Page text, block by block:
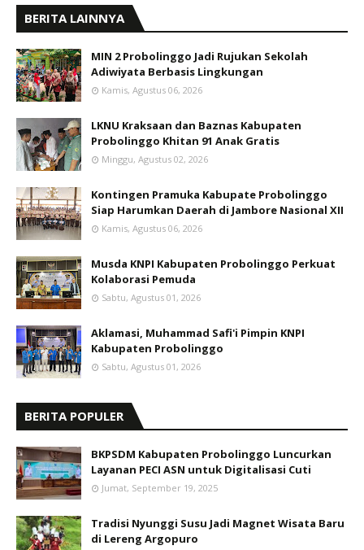
BERITA LAINNYA
MIN 2 Probolinggo Jadi Rujukan Sekolah
Adiwiyata Berbasis Lingkungan
Kamis, Agustus 06, 2026
LKNU Kraksaan dan Baznas Kabupaten
Probolinggo Khitan 91 Anak Gratis
Minggu, Agustus 02, 2026
Kontingen Pramuka Kabupate Probolinggo
Siap Harumkan Daerah di Jambore Nasional XII
Kamis, Agustus 06, 2026
Musda KNPI Kabupaten Probolinggo Perkuat
Kolaborasi Pemuda
Sabtu, Agustus 01, 2026
Aklamasi, Muhammad Safi'i Pimpin KNPI
Kabupaten Probolinggo
Sabtu, Agustus 01, 2026
BERITA POPULER
BKPSDM Kabupaten Probolinggo Luncurkan
Layanan PECI ASN untuk Digitalisasi Cuti
Jumat, September 19, 2025
Tradisi Nyunggi Susu Jadi Magnet Wisata Baru
di Lereng Argopuro